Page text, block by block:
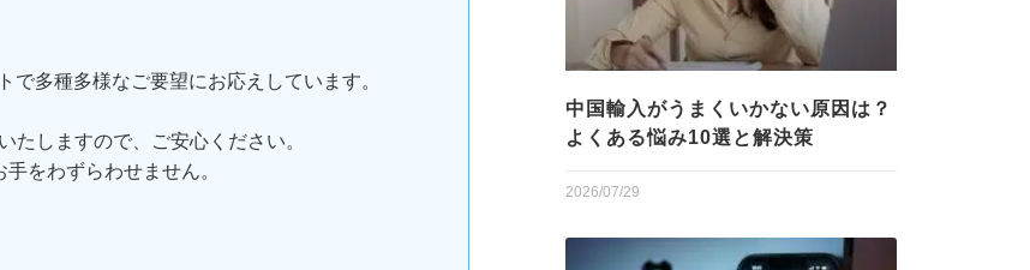
で多種多様なご要望にお応えしています。
たしますので、ご安心ください。
をわずらわせません。
中国輸入がうまくいかない原因は？
よくある悩み10選と解決策
2026/07/29